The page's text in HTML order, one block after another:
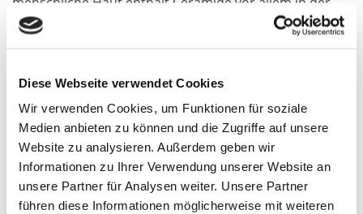
Diese Webseite verwendet Cookies
Wir verwenden Cookies, um Funktionen für soziale
Medien anbieten zu können und die Zugriffe auf unsere
Website zu analysieren. Außerdem geben wir
Informationen zu Ihrer Verwendung unserer Website an
unsere Partner für Analysen weiter. Unsere Partner
führen diese Informationen möglicherweise mit weiteren
„Kittsubstanz“ zwischen den abgestorbenen Hornzellen
Feuchtigkeit. Die Augenpartie kann so geglättet
werden, sie erhält neue Elastizität und fühlt sich kühl
und frisch an. Bei regelmäßiger, kontinuierlicher
Anwendung kommt im Idealfall die sichtbare
Reduzierung feiner Augenfältchen hinzu. Die Pflege-
Pads werden auf die gereinigte und getrocknete Haut